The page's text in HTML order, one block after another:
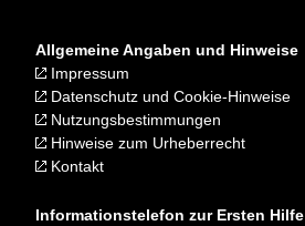
Allgemeine Angaben und Hinweise
Impressum
Datenschutz und Cookie-Hinweise
Nutzungsbestimmungen
Hinweise zum Urheberrecht
Kontakt
Informationstelefon zur Ersten Hilfe